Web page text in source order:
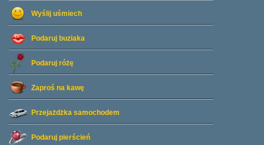
Wyślij uśmiech
Podaruj buziaka
Podaruj różę
Zaproś na kawę
Przejażdżka samochodem
Podaruj pierścień